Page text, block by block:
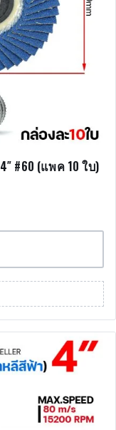
#60 (แพค 10 ใบ)